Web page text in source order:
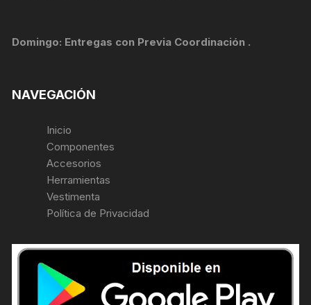
Domingo: Entregas con Previa Coordinación .
NAVEGACIÓN
Inicio
Componentes
Accesorios
Herramientas
Vestimenta
Política de Privacidad